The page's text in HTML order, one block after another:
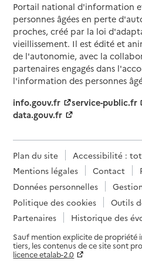
Portail national d'information
personnes âgées en perte
proches, créé par la loi
vieillissement. Il est édité et
de l'autonomie, avec la
partenaires engagés dans
l'information des personnes
info.gouv.fr
service-public.fr
data.gouv.fr
Plan du site
Accessibilité :
Mentions légales
Contact
Données personnelles
Politique des cookies
Outils
Partenaires
Historique des
Sauf mention explicite de propriété
tiers, les contenus de ce site sont
licence etalab-2.0